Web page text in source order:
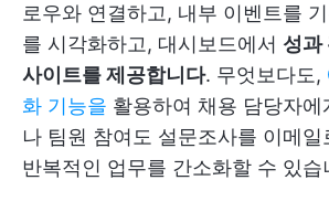
로우와 연결하고, 내부 이벤트를
를 시각화하고, 대시보드에서 성과
사이트를 제공합니다. 무엇보다도,
화 기능을 활용하여 채용 담당자에
나 팀원 참여도 설문조사를 이메
반복적인 업무를 간소화할 수 있습